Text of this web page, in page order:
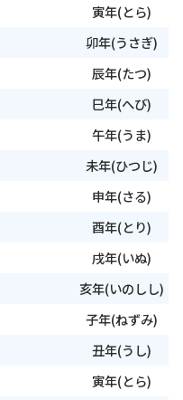
寅年(とら)
卯年(うさぎ)
辰年(たつ)
巳年(へび)
午年(うま)
未年(ひつじ)
申年(さる)
酉年(とり)
戌年(いぬ)
亥年(いのしし)
子年(ねずみ)
丑年(うし)
寅年(とら)